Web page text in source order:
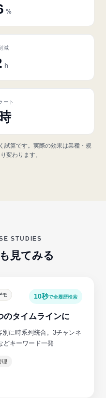
%
減
h
ート
試算です。実際の効果は業種・規
変わります。
STUDIES
見てみる
モ 10秒で全履歴検索
のタイムラインに
に時系列統合。3チャンネ
どキーワード一発
理